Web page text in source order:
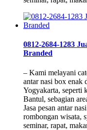
0812-2684-1283
Branded
– Kami melayani
antar nasi box enak
Yogyakarta, seperti
Bantul, sebagian
Jasa pesan antar
rombongan wisata,
seminar, rapat,